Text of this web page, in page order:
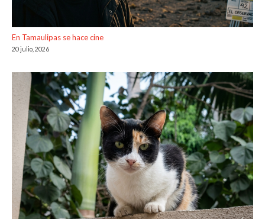
En Tamaulipas se hace cine
20 julio, 2026